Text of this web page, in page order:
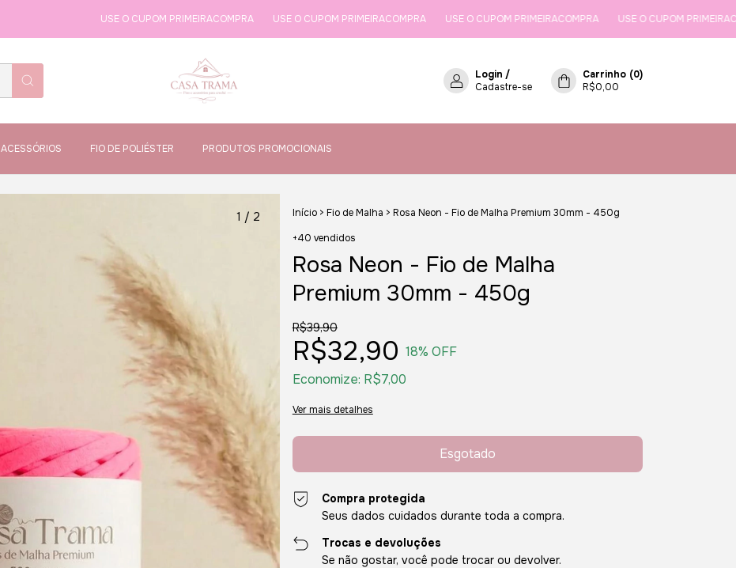
USE O CUPOM PRIMEIRACOMPRA USE O CUPOM PRIMEIRACOMPRA USE O CUPOM PRIMEIRACOMPRA USE O CUPOM PRIMEIRACOMPRA
Login /
Cadastre-se
Carrinho (0)
R$0,00
ACESSÓRIOS FIO DE POLIÉSTER PRODUTOS PROMOCIONAIS
1 / 2 Início > Fio de Malha > Rosa Neon - Fio de Malha Premium 30mm - 450g
+40 vendidos
Rosa Neon - Fio de Malha
Premium 30mm - 450g
R$39,90
R$32,90 18% OFF
Economize: R$7,00
Ver mais detalhes
Compra protegida
Seus dados cuidados durante toda a compra.
Trocas e devoluções
Se não gostar, você pode trocar ou devolver.